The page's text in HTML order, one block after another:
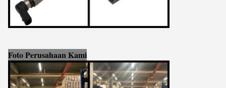
Foto Perusahaan Kami